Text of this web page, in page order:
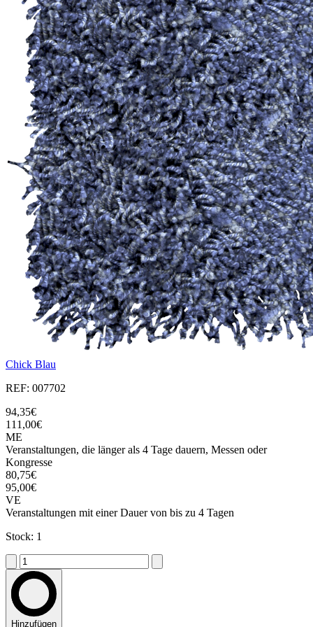
Chick Blau
REF: 007702
94,35€
111,00€
ME
Veranstaltungen, die länger als 4 Tage dauern, Messen oder
Kongresse
80,75€
95,00€
VE
Veranstaltungen mit einer Dauer von bis zu 4 Tagen
Stock: 1
Hinzufügen